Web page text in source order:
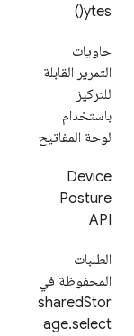
ytes()
حاويات
التمرير القابلة
للتركيز
باستخدام
لوحة المفاتيح
Device
Posture
API
الطلبات
المحفوظة في
sharedStor
age.select